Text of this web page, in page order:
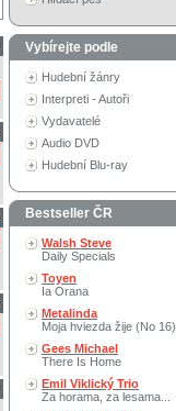
Vybírejte podle
Hudební žánry
Interpreti - Autoři
Vydavatelé
Audio DVD
Hudební Blu-ray
Bestseller ČR
Walsh Steve
Daily Specials
Toyen
Ia Orana
Metalinda
Moja hviezda žije (No 16)
Gees Michael
There Is Home
Emil Viklický Trio
Za horama, za lesama...